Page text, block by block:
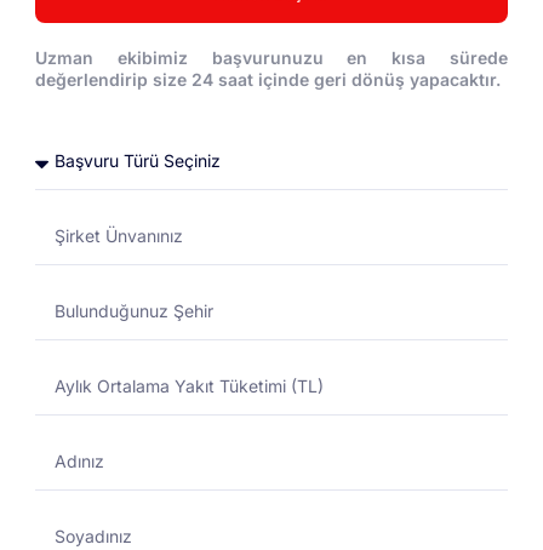
Toptan Akaryakıt
Toptan Akaryakıt
Uzman ekibimiz başvurunuzu en kısa sürede
değerlendirip size 24 saat içinde geri dönüş yapacaktır.